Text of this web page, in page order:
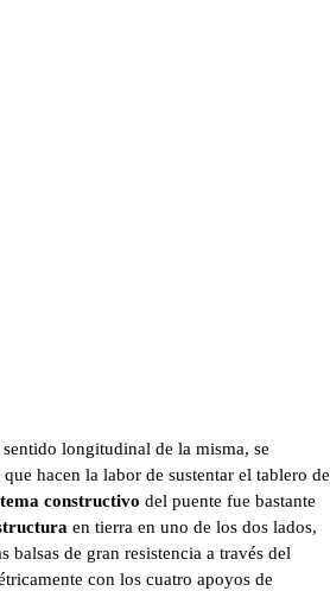
longitudinal de la misma, se
que hacen la labor de sustentar el tablero de
constructivo del puente fue bastante
en tierra en uno de los dos lados,
balsas de gran resistencia a través del
con los cuatro apoyos de